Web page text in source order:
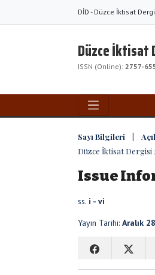
DİD - Düzce İktisat
Düzce İktisat
ISSN (Online): 2757-
Sayı Bilgileri |
Düzce İktisat Dergisi
Issue
ss. i - vi
Yayın Tarihi: Aralık